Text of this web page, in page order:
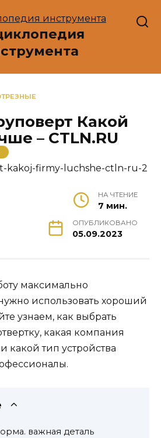
Какой
– CTLN.RU
НА ЧТЕНИЕ
7 мин.
ОПУБЛИКОВАНО
05.09.2023
максимально
использовать хороший
узнаем, как выбрать
какая компания
какой тип устройства
важная деталь